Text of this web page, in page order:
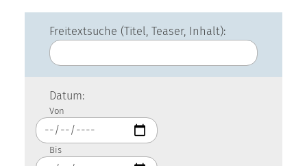
Freitextsuche (Titel, Teaser, Inhalt):
Datum:
Von
Bis